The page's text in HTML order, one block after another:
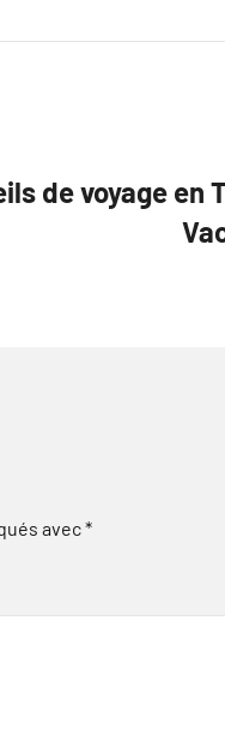
de voyage en
avec*